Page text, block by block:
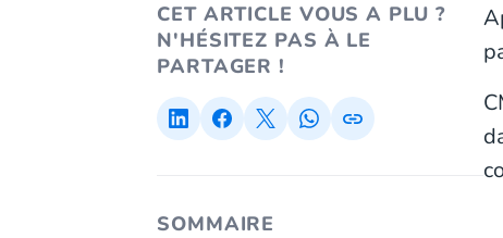
CET ARTICLE VOUS A PLU ?
N'HÉSITEZ PAS À LE
PARTAGER !
SOMMAIRE